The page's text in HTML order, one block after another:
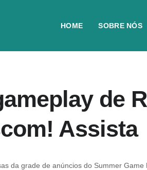
HOME SOBRE NÓS
de
Assista
da grade de anúncios do Summer Game